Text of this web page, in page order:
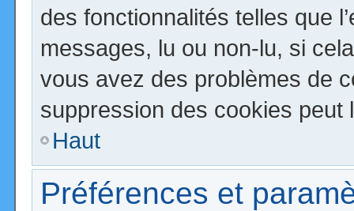
des fonctionnalités telles que
messages, lu ou non-lu, si
vous avez des problèmes de
suppression des cookies peut
Haut
Préférences et